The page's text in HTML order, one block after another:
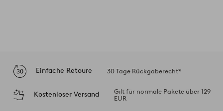
Einfache Retoure 30 Tage Rückgaberecht*
Kostenloser Versand
Gilt für normale Pakete über 129
EUR